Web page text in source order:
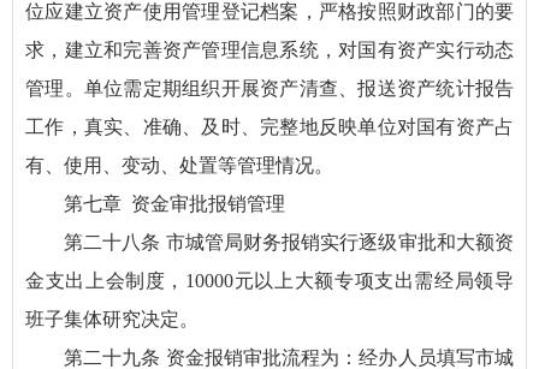
位应建立资产使用管理登记档案，严格按照财政部门的要
求，建立和完善资产管理信息系统，对国有资产实行动态
管理。单位需定期组织开展资产清查、报送资产统计报告
工作，真实、准确、及时、完整地反映单位对国有资产占
有、使用、变动、处置等管理情况。
第七章 资金审批报销管理
第二十八条 市城管局财务报销实行逐级审批和大额资
金支出上会制度，10000元以上大额专项支出需经局领导
班子集体研究决定。
第二十九条 资金报销审批流程为：经办人员填写市城